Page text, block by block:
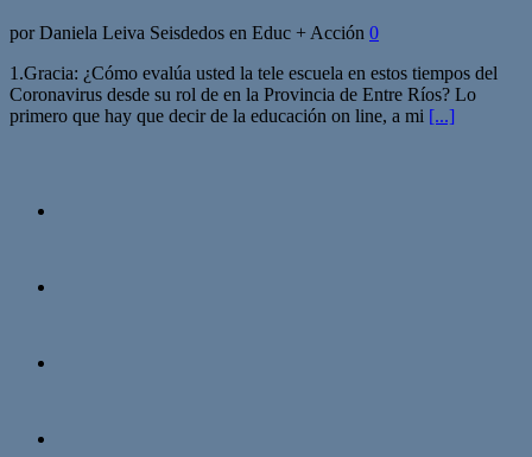
por Daniela Leiva Seisdedos en Educ + Acción 0
1.Gracia: ¿Cómo evalúa usted la tele escuela en estos tiempos del
Coronavirus desde su rol de en la Provincia de Entre Ríos? Lo
primero que hay que decir de la educación on line, a mi [...]